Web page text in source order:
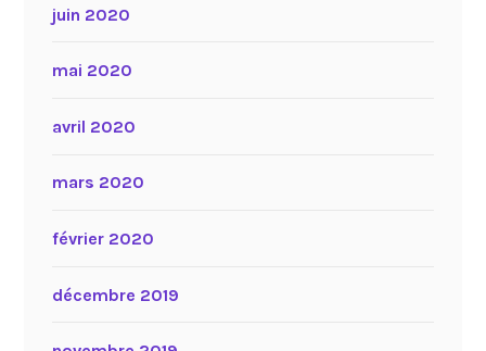
juin 2020
mai 2020
avril 2020
mars 2020
février 2020
décembre 2019